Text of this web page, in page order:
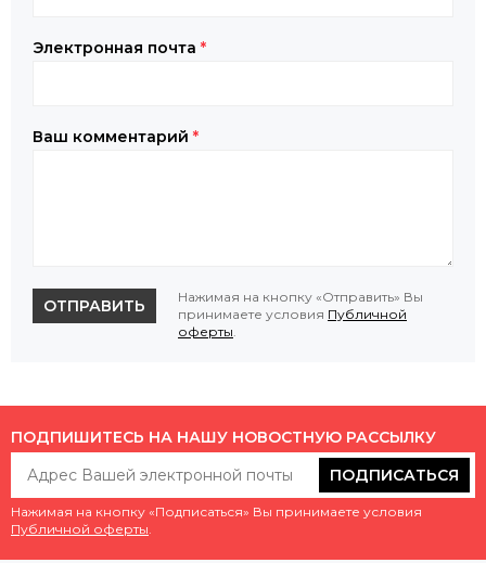
Электронная почта *
Ваш комментарий *
ОТПРАВИТЬ
Нажимая на кнопку «Отправить» Вы
принимаете условия Публичной
оферты.
ПОДПИШИТЕСЬ НА НАШУ НОВОСТНУЮ РАССЫЛКУ
ПОДПИСАТЬСЯ
Нажимая на кнопку «Подписаться» Вы принимаете условия
Публичной оферты.